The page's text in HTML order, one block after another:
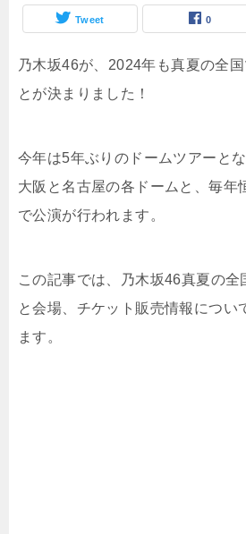
Tweet 0
乃木坂46が、2024年も真夏の全
とが決まりました！
今年は5年ぶりのドームツアーとな
大阪と名古屋の各ドームと、毎年
で公演が行われます。
この記事では、乃木坂46真夏の全
と会場、チケット販売情報につい
ます。